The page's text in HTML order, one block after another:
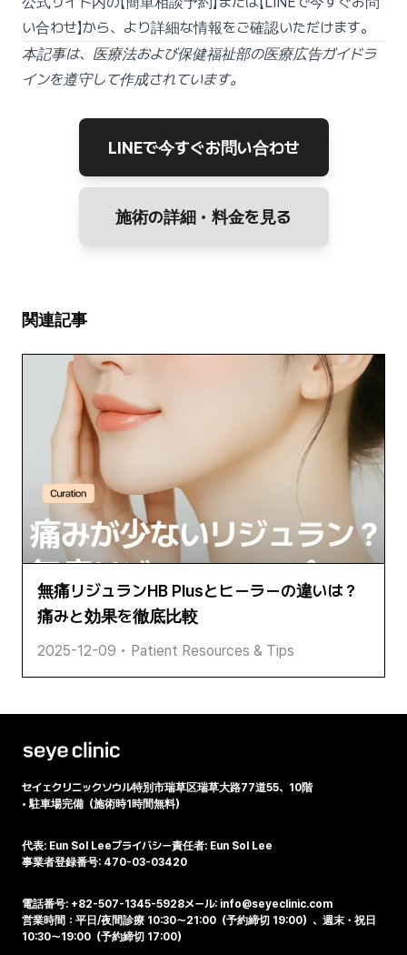
い合わせ】から、より詳細な情報をご確認いただけます。
本記事は、医療法および保健福祉部の医療広告ガイドラ
インを遵守して作成されています。
LINEで今すぐお問い合わせ
施術の詳細・料金を見る
関連記事
無痛リジュランHB Plusとヒーラーの違いは？
痛みと効果を徹底比較
2025-12-09 • Patient Resources & Tips
セイェクリニックソウル特別市瑞草区瑞草大路77道55、10階
•駐車場完備（施術時1時間無料）
代表: Eun Sol Leeプライバシー責任者: Eun Sol Lee
事業者登録番号: 470-03-03420
電話番号: +82-507-1345-5928メール: info@seyeclinic.com
営業時間：平日/夜間診療 10:30～21:00（予約締切 19:00）、週末・祝日
10:30～19:00（予約締切 17:00）